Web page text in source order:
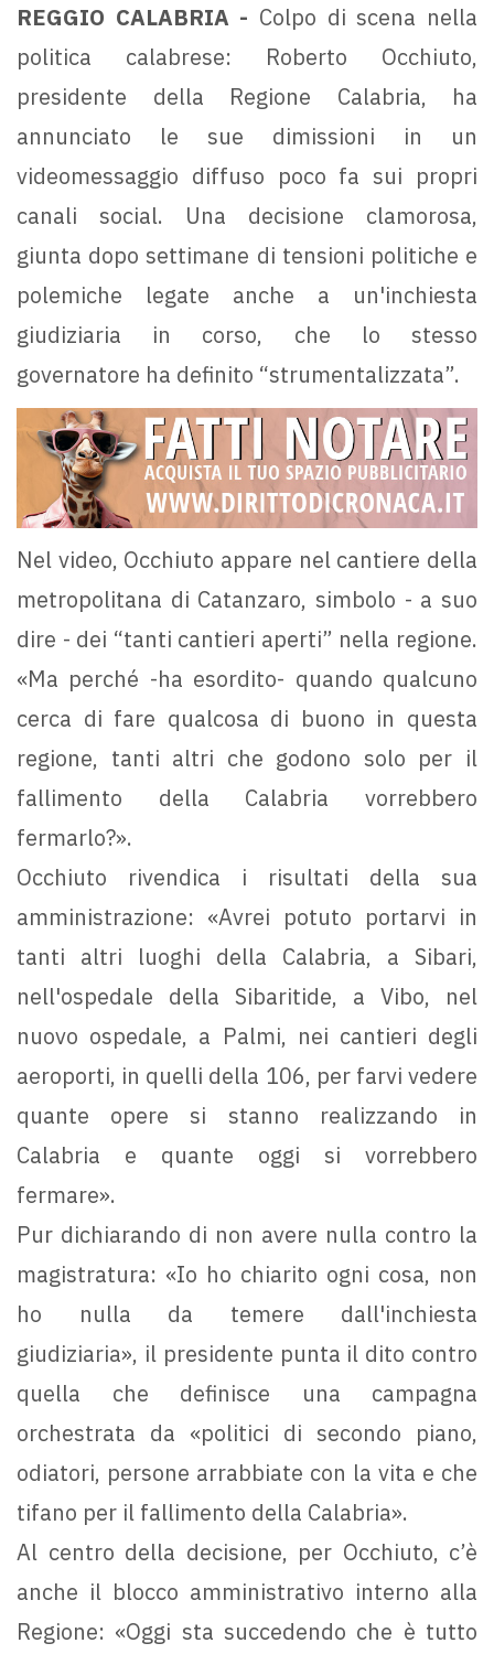
REGGIO CALABRIA - Colpo di scena nella
politica calabrese: Roberto Occhiuto,
presidente della Regione Calabria, ha
annunciato le sue dimissioni in un
videomessaggio diffuso poco fa sui propri
canali social. Una decisione clamorosa,
giunta dopo settimane di tensioni politiche e
polemiche legate anche a un'inchiesta
giudiziaria in corso, che lo stesso
governatore ha definito “strumentalizzata”.
Nel video, Occhiuto appare nel cantiere della
metropolitana di Catanzaro, simbolo - a suo
dire - dei “tanti cantieri aperti” nella regione.
«Ma perché -ha esordito- quando qualcuno
cerca di fare qualcosa di buono in questa
regione, tanti altri che godono solo per il
fallimento della Calabria vorrebbero
fermarlo?».
Occhiuto rivendica i risultati della sua
amministrazione: «Avrei potuto portarvi in
tanti altri luoghi della Calabria, a Sibari,
nell'ospedale della Sibaritide, a Vibo, nel
nuovo ospedale, a Palmi, nei cantieri degli
aeroporti, in quelli della 106, per farvi vedere
quante opere si stanno realizzando in
Calabria e quante oggi si vorrebbero
fermare».
Pur dichiarando di non avere nulla contro la
magistratura: «Io ho chiarito ogni cosa, non
ho nulla da temere dall'inchiesta
giudiziaria», il presidente punta il dito contro
quella che definisce una campagna
orchestrata da «politici di secondo piano,
odiatori, persone arrabbiate con la vita e che
tifano per il fallimento della Calabria».
Al centro della decisione, per Occhiuto, c’è
anche il blocco amministrativo interno alla
Regione: «Oggi sta succedendo che è tutto